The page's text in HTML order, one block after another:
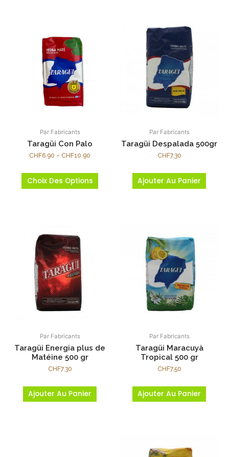
Par Fabricants
Taragüi Con Palo
CHF6.90 – CHF10.90
Choix Des Options
Par Fabricants
Taragüi Despalada 500gr
CHF7.30
Ajouter Au Panier
Par Fabricants
Taragüi Energia plus de
Matéine 500 gr
CHF7.30
Ajouter Au Panier
Par Fabricants
Taragüi Maracuyà
Tropical 500 gr
CHF7.50
Ajouter Au Panier